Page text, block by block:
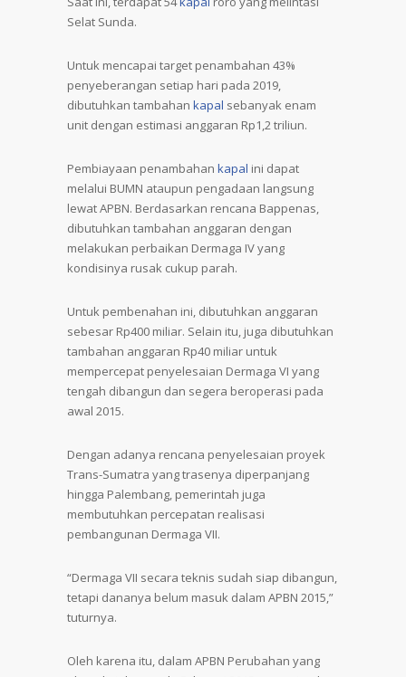
Selat Sunda.
Untuk mencapai target penambahan 43%
penyeberangan setiap hari pada 2019,
dibutuhkan tambahan kapal sebanyak enam
unit dengan estimasi anggaran Rp1,2 triliun.
Pembiayaan penambahan kapal ini dapat
melalui BUMN ataupun pengadaan langsung
lewat APBN. Berdasarkan rencana Bappenas,
dibutuhkan tambahan anggaran dengan
melakukan perbaikan Dermaga IV yang
kondisinya rusak cukup parah.
Untuk pembenahan ini, dibutuhkan anggaran
sebesar Rp400 miliar. Selain itu, juga dibutuhkan
tambahan anggaran Rp40 miliar untuk
mempercepat penyelesaian Dermaga VI yang
tengah dibangun dan segera beroperasi pada
awal 2015.
Dengan adanya rencana penyelesaian proyek
Trans-Sumatra yang trasenya diperpanjang
hingga Palembang, pemerintah juga
membutuhkan percepatan realisasi
pembangunan Dermaga VII.
“Dermaga VII secara teknis sudah siap dibangun,
tetapi dananya belum masuk dalam APBN 2015,”
tuturnya.
Oleh karena itu, dalam APBN Perubahan yang